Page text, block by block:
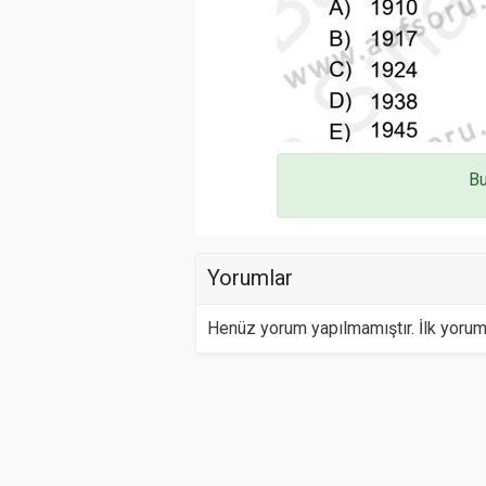
Yorumlar
Henüz yorum yapılmamıştır. İlk